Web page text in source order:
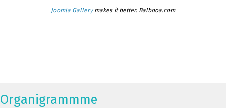
Joomla Gallerymakes it better. Balbooa.com
Organigrammme